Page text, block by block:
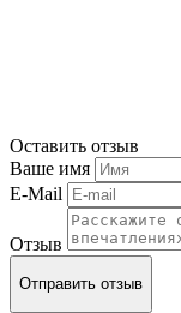
Оставить отзыв
Ваше имя
E-Mail
Отзыв
Отправить отзыв